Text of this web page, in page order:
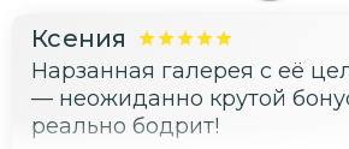
Ксения
Нарзанная галерея с её
— неожиданно крутой
реально бодрит!